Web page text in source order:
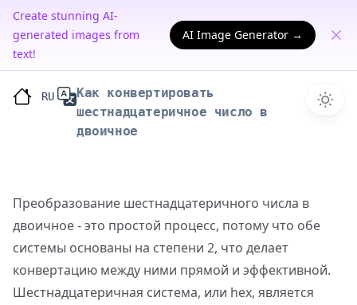
Create stunning AI-
generated images from
text!
AI Image Generator →
RU
Как конвертировать
шестнадцатеричное число в
двоичное
Преобразование шестнадцатеричного числа в
двоичное - это простой процесс, потому что обе
системы основаны на степени 2, что делает
конвертацию между ними прямой и эффективной.
Шестнадцатеричная система, или hex, является